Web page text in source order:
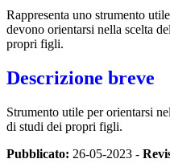
Rappresenta uno strumento
devono orientarsi nella scelta
propri figli.
Descrizione breve
Strumento utile per orientarsi
di studi dei propri figli.
Pubblicato: 26-05-2023 -